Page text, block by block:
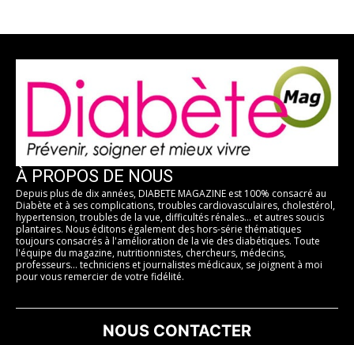
À PROPOS DE NOUS
Depuis plus de dix années, DIABETE MAGAZINE est 100% consacré au
Diabète et à ses complications, troubles cardiovasculaires, cholestérol,
hypertension, troubles de la vue, difficultés rénales... et autres soucis
plantaires. Nous éditons également des hors-série thématiques
toujours consacrés à l'amélioration de la vie des diabétiques. Toute
l'équipe du magazine, nutritionnistes, chercheurs, médecins,
professeurs... techniciens et journalistes médicaux, se joignent à moi
pour vous remercier de votre fidélité.
NOUS CONTACTER